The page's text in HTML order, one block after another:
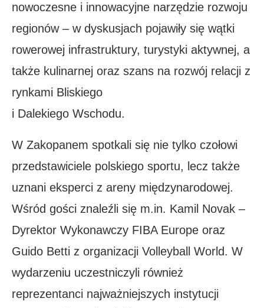
nowoczesne i innowacyjne narzędzie rozwoju
regionów – w dyskusjach pojawiły się wątki
rowerowej infrastruktury, turystyki aktywnej, a
także kulinarnej oraz szans na rozwój relacji z
rynkami Bliskiego
i Dalekiego Wschodu.
W Zakopanem spotkali się nie tylko czołowi
przedstawiciele polskiego sportu, lecz także
uznani eksperci z areny międzynarodowej.
Wśród gości znaleźli się m.in. Kamil Novak –
Dyrektor Wykonawczy FIBA Europe oraz
Guido Betti z organizacji Volleyball World. W
wydarzeniu uczestniczyli również
reprezentanci najważniejszych instytucji